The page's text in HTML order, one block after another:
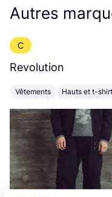
Autres
C
Revolution
Vêtements Hauts et t-